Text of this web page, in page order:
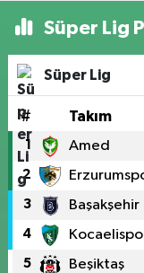
Süper Lig
Süper Lig
# Takım
1 Amed
2
3 Başakşehir
4
5 Beşiktaş